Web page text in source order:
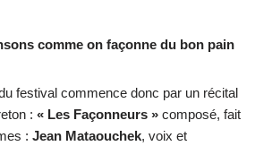
comme on façonne du bon pain
festival commence donc par un récital
: « Les Façonneurs » composé, fait
: Jean Mataouchek, voix et